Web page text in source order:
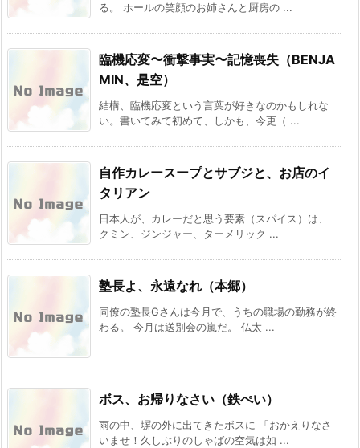
る。 ホールの笑顔のお姉さんと厨房の ...
臨機応変〜衝撃事実〜記憶喪失（BENJA
MIN、是空）
結構、臨機応変という言葉が好きなのかもしれな
い。書いてみて初めて、しかも、今更（ ...
自作カレースープとサブジと、お店のイ
タリアン
日本人が、カレーだと思う要素（スパイス）は、
クミン、ジンジャー、ターメリック ...
塾長よ、永遠なれ（本郷）
同僚の塾長Gさんは今月で、うちの職場の勤務が終
わる。 今月は送別会の嵐だ。 仏太 ...
ボス、お帰りなさい（鉄ぺい）
雨の中、塀の外に出てきたボスに 「おかえりなさ
いませ！久しぶりのしゃばの空気は如 ...